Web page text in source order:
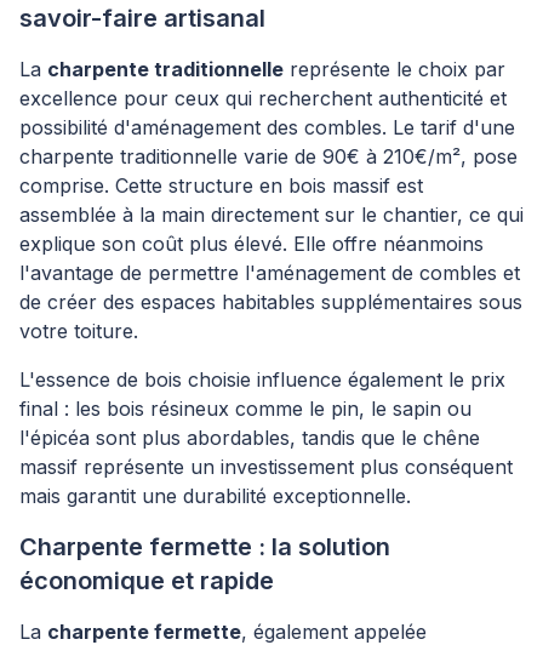
savoir-faire artisanal
La charpente traditionnelle représente le choix par
excellence pour ceux qui recherchent authenticité et
possibilité d'aménagement des combles. Le tarif d'une
charpente traditionnelle varie de 90€ à 210€/m², pose
comprise. Cette structure en bois massif est
assemblée à la main directement sur le chantier, ce qui
explique son coût plus élevé. Elle offre néanmoins
l'avantage de permettre l'aménagement de combles et
de créer des espaces habitables supplémentaires sous
votre toiture.
L'essence de bois choisie influence également le prix
final : les bois résineux comme le pin, le sapin ou
l'épicéa sont plus abordables, tandis que le chêne
massif représente un investissement plus conséquent
mais garantit une durabilité exceptionnelle.
Charpente fermette : la solution
économique et rapide
La charpente fermette, également appelée